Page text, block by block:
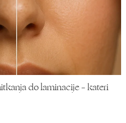
do laminacije – kateri